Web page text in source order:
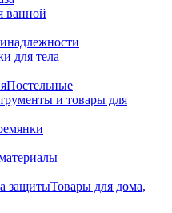
ванной
для тела
Постельные
и товары для
защитыТовары для дома,